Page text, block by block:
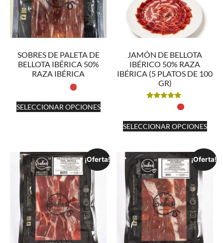
SOBRES DE PALETA DE
BELLOTA IBÉRICA 50%
RAZA IBÉRICA
SELECCIONAR OPCIONES
JAMÓN DE BELLOTA
IBÉRICO 50% RAZA
IBÉRICA (5 PLATOS DE 100
GR)
de 5
SELECCIONAR OPCIONES
¡Oferta! ¡Oferta!